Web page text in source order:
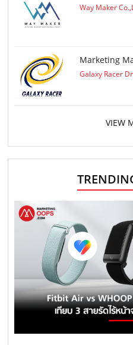
Way Maker
Marketing
Galaxy Racer
VIEW